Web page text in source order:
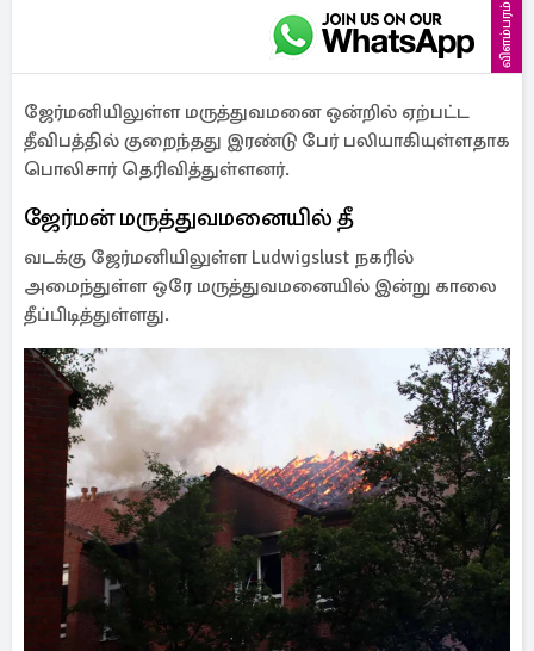
விளம்பரம்
ஜேர்மனியிலுள்ள மருத்துவமனை ஒன்றில் ஏற்பட்ட
தீவிபத்தில் குறைந்தது இரண்டு பேர் பலியாகியுள்ளதாக
பொலிசார் தெரிவித்துள்ளனர்.
ஜேர்மன் மருத்துவமனையில் தீ
வடக்கு ஜேர்மனியிலுள்ள Ludwigslust நகரில்
அமைந்துள்ள ஒரே மருத்துவமனையில் இன்று காலை
தீப்பிடித்துள்ளது.